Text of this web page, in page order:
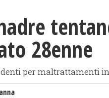
28enne
per maltrattamenti